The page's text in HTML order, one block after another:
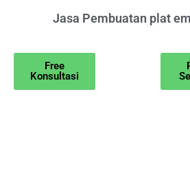
Jasa Pembuatan plat
Free
Konsultasi